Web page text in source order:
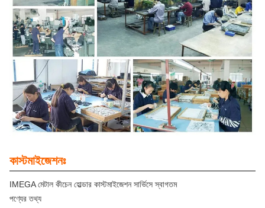
কাস্টমাইজেশনঃ
IMEGA মেটাল কীচেন হোল্ডার কাস্টমাইজেশন সার্ভিসে স্বাগতম
পণ্যের তথ্য